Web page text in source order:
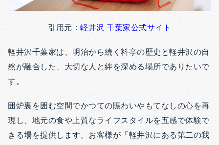
引用元： 軽井沢 千葉家公式サイト
軽井沢千葉家は、明治から続く料亭の歴史と軽井沢の自
然が融合した、大切な人と絆を深める場所でありたいで
す。
囲炉裏を囲む空間でかつての賑わいやもてなしの心を再
現し、地元の食や上質なライフスタイルを五感で体験で
きる場を提供します。お客様が「軽井沢にある第二の我